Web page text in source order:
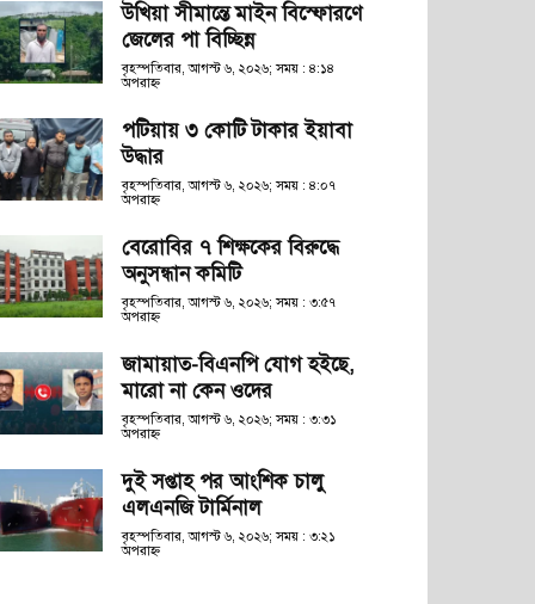
উখিয়া সীমান্তে মাইন বিস্ফোরণে
জেলের পা বিচ্ছিন্ন
বৃহস্পতিবার, আগস্ট ৬, ২০২৬; সময় : ৪:১৪
অপরাহ্ণ
পটিয়ায় ৩ কোটি টাকার ইয়াবা
উদ্ধার
বৃহস্পতিবার, আগস্ট ৬, ২০২৬; সময় : ৪:০৭
অপরাহ্ণ
বেরোবির ৭ শিক্ষকের বিরুদ্ধে
অনুসন্ধান কমিটি
বৃহস্পতিবার, আগস্ট ৬, ২০২৬; সময় : ৩:৫৭
অপরাহ্ণ
জামায়াত-বিএনপি যোগ হইছে,
মারো না কেন ওদের
বৃহস্পতিবার, আগস্ট ৬, ২০২৬; সময় : ৩:৩১
অপরাহ্ণ
দুই সপ্তাহ পর আংশিক চালু
এলএনজি টার্মিনাল
বৃহস্পতিবার, আগস্ট ৬, ২০২৬; সময় : ৩:২১
অপরাহ্ণ